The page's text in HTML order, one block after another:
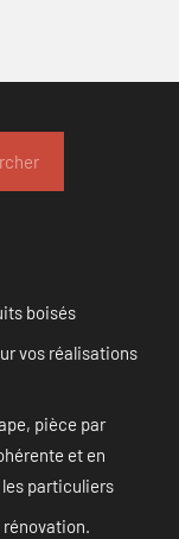
boisés
vos réalisations
pièce par
et en
particuliers